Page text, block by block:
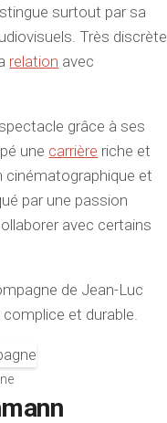
surtout par sa
Très discrète
relation avec
grâce à ses
une carrière riche et
cinématographique et
par une passion
avec certains
de Jean-Luc
et durable.